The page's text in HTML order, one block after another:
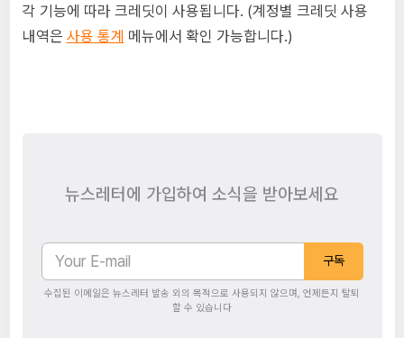
각 기능에 따라 크레딧이 사용됩니다. (계정별 크레딧 사용
내역은 사용 통계 메뉴에서 확인 가능합니다.)
뉴스레터에 가입하여 소식을 받아보세요
구독
수집된 이메일은 뉴스레터 발송 외의 목적으로 사용되지 않으며, 언제든지 탈퇴
할 수 있습니다